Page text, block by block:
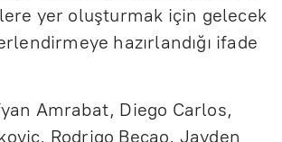
yer oluşturmak için gelecek
hazırlandığı ifade
Amrabat, Diego Carlos,
Rodrigo Becao, Jayden